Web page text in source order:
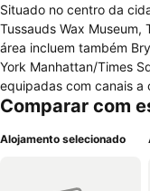
Situado no centro da
Tussauds Wax Museum,
área incluem também
York Manhattan/Times
equipadas com canais a
acesso à internet de alta
possuem mesa de
Comparar com
Alojamento selecionado